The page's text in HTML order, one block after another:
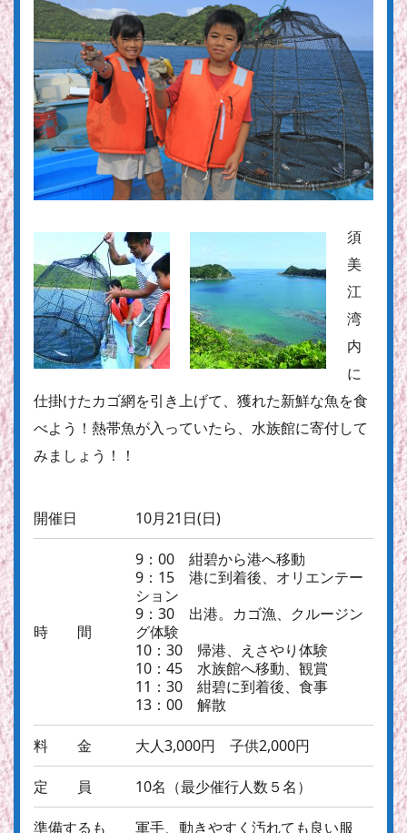
須
美
江
湾
内
に
仕掛けたカゴ網を引き上げて、獲れた新鮮な魚を食
べよう！熱帯魚が入っていたら、水族館に寄付して
みましょう！！
開催日 10月21日(日)
時 間
9：00 紺碧から港へ移動
9：15 港に到着後、オリエンテー
ション
9：30 出港。カゴ漁、クルージン
グ体験
10：30 帰港、えさやり体験
10：45 水族館へ移動、観賞
11：30 紺碧に到着後、食事
13：00 解散
料 金 大人3,000円 子供2,000円
定 員 10名（最少催行人数５名）
準備するも
軍手、動きやすく汚れても良い服